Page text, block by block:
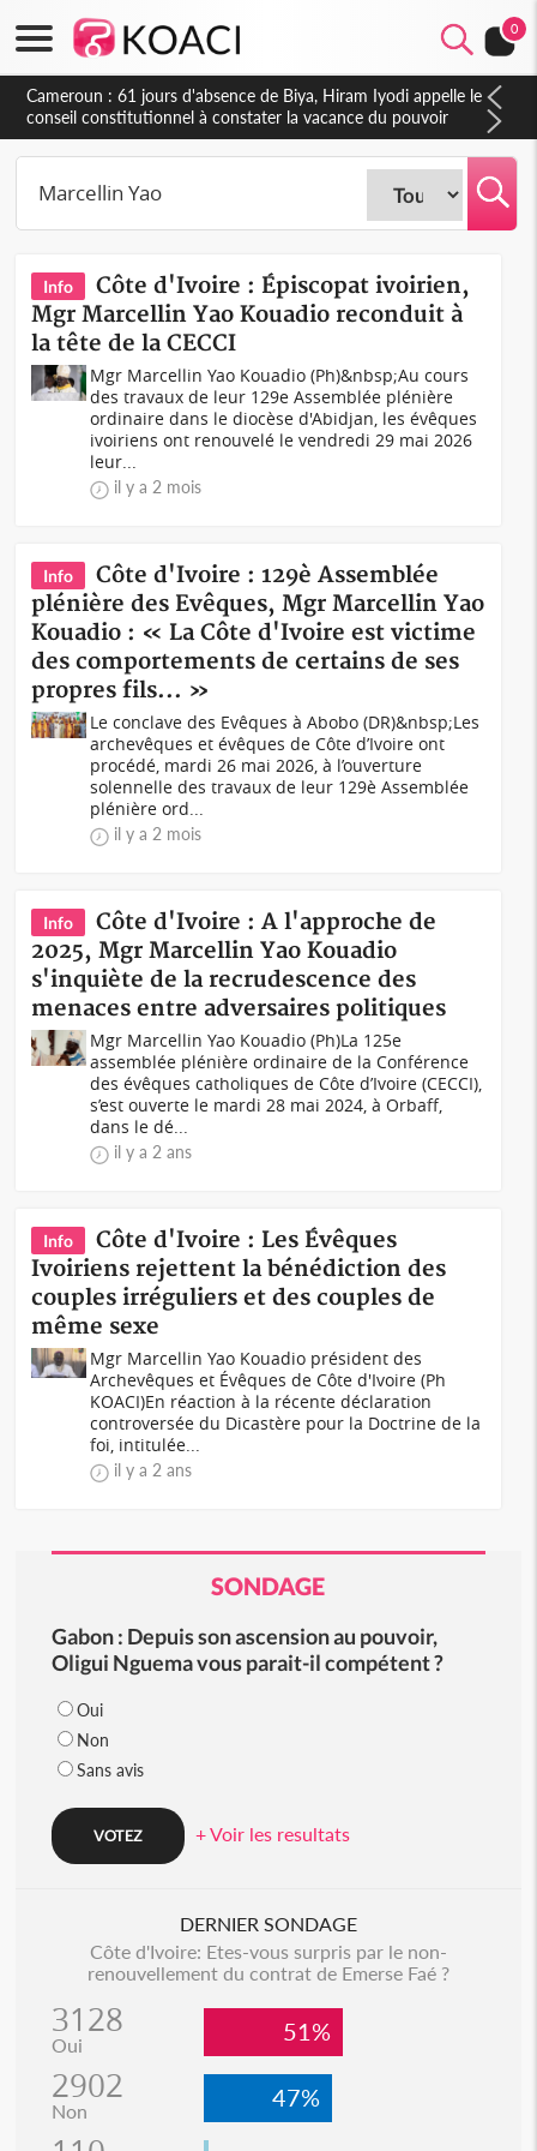
0
Cameroun : 61 jours d'absence de Biya, Hiram Iyodi appelle le
conseil constitutionnel à constater la vacance du pouvoir
Info
Côte d'Ivoire : Épiscopat ivoirien,
Mgr Marcellin Yao Kouadio reconduit à
la tête de la CECCI
Mgr Marcellin Yao Kouadio (Ph)&nbsp;Au cours
des travaux de leur 129e Assemblée plénière
ordinaire dans le diocèse d'Abidjan, les évêques
ivoiriens ont renouvelé le vendredi 29 mai 2026
leur...
il y a 2 mois
Info
Côte d'Ivoire : 129è Assemblée
plénière des Evêques, Mgr Marcellin Yao
Kouadio : « La Côte d'Ivoire est victime
des comportements de certains de ses
propres fils... »
Le conclave des Evêques à Abobo (DR)&nbsp;Les
archevêques et évêques de Côte d’Ivoire ont
procédé, mardi 26 mai 2026, à l’ouverture
solennelle des travaux de leur 129è Assemblée
plénière ord...
il y a 2 mois
Info
Côte d'Ivoire : A l'approche de
2025, Mgr Marcellin Yao Kouadio
s'inquiète de la recrudescence des
menaces entre adversaires politiques
Mgr Marcellin Yao Kouadio (Ph)La 125e
assemblée plénière ordinaire de la Conférence
des évêques catholiques de Côte d’Ivoire (CECCI),
s’est ouverte le mardi 28 mai 2024, à Orbaff,
dans le dé...
il y a 2 ans
Info
Côte d'Ivoire : Les Évêques
Ivoiriens rejettent la bénédiction des
couples irréguliers et des couples de
même sexe
Mgr Marcellin Yao Kouadio président des
Archevêques et Évêques de Côte d'Ivoire (Ph
KOACI)En réaction à la récente déclaration
controversée du Dicastère pour la Doctrine de la
foi, intitulée...
il y a 2 ans
SONDAGE
Gabon : Depuis son ascension au pouvoir,
Oligui Nguema vous parait-il compétent ?
Oui
Non
Sans avis
+ Voir les resultats
DERNIER SONDAGE
Côte d'Ivoire: Etes-vous surpris par le non-
renouvellement du contrat de Emerse Faé ?
3128
Oui 51%
2902
Non 47%